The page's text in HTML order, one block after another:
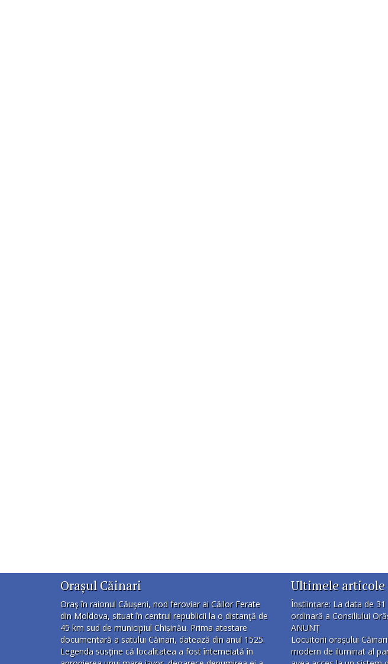
Orașul Căinari
Oraş în raionul Căuşeni, nod feroviar ai Căilor Ferate
din Moldova, situat în centrul republicii la o distanţă de
45 km sud de municipiul Chișinău. Prima atestare
documentară a satului Căinari, datează din anul 1525.
Legenda susţine că localitatea a fost întemeiată în
Ultimele articole
Înștiințare: La data de
ordinară a Consiliului
ANUNȚ
Locuitorii orașului
modern de iluminat al